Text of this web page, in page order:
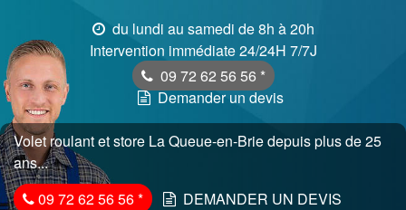
du lundi au samedi de 8h à 20h
Intervention immédiate 24/24H 7/7J
09 72 62 56 56 *
Demander un devis
Volet roulant et store La Queue-en-Brie depuis plus de 25
ans...
09 72 62 56 56* DEMANDER UN DEVIS